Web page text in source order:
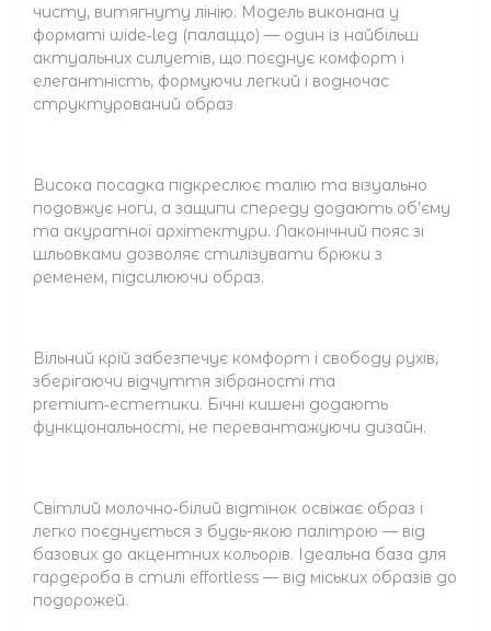
чисту, витягнуту лінію. Модель виконана у
форматі wide‑leg (палаццо) — один із найбільш
актуальних силуетів, що поєднує комфорт і
елегантність, формуючи легкий і водночас
структурований образ
Висока посадка підкреслює талію та візуально
подовжує ноги, а защипи спереду додають об’єму
та акуратної архітектури. Лаконічний пояс зі
шльовками дозволяє стилізувати брюки з
ременем, підсилюючи образ.
Вільний крій забезпечує комфорт і свободу рухів,
зберігаючи відчуття зібраності та
premium‑естетики. Бічні кишені додають
функціональності, не перевантажуючи дизайн.
Світлий молочно‑білий відтінок освіжає образ і
легко поєднується з будь-якою палітрою — від
базових до акцентних кольорів. Ідеальна база для
гардероба в стилі effortless — від міських образів до
подорожей.